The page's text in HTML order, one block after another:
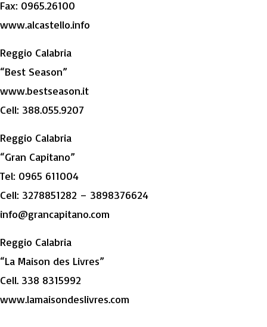
Fax: 0965.26100
www.alcastello.info
Reggio Calabria
“Best Season”
www.bestseason.it
Cell: 388.055.9207
Reggio Calabria
“Gran Capitano”
Tel: 0965 611004
Cell: 3278851282 – 3898376624
info@grancapitano.com
Reggio Calabria
“La Maison des Livres”
Cell. 338 8315992
www.lamaisondeslivres.com